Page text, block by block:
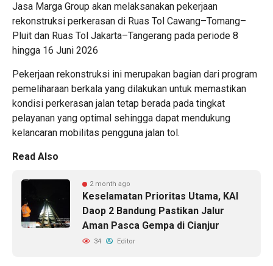
Jasa Marga Group akan melaksanakan pekerjaan
rekonstruksi perkerasan di Ruas Tol Cawang–Tomang–
Pluit dan Ruas Tol Jakarta–Tangerang pada periode 8
hingga 16 Juni 2026
Pekerjaan rekonstruksi ini merupakan bagian dari program
pemeliharaan berkala yang dilakukan untuk memastikan
kondisi perkerasan jalan tetap berada pada tingkat
pelayanan yang optimal sehingga dapat mendukung
kelancaran mobilitas pengguna jalan tol.
Read Also
2 month ago
Keselamatan Prioritas Utama, KAI
Daop 2 Bandung Pastikan Jalur
Aman Pasca Gempa di Cianjur
34 Editor